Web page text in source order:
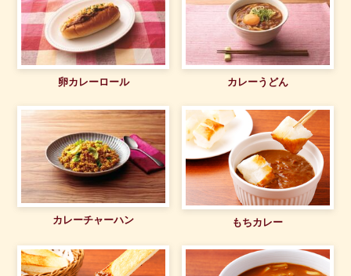
卵カレーロール カレーうどん
カレーチャーハン もちカレー